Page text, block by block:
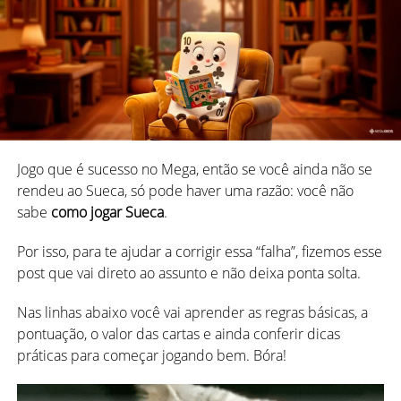
Rouba Monte e a fila eterna do
pipi-móvel
Se você já enfrentou essa fila, sabe: ela desafia a física, o
eternidade e só por um milagre sua bexiga ainda não
Jogo que é sucesso no Mega, então se você ainda não se
rendeu ao Sueca, só pode haver uma razão: você não
sabe como jogar Sueca.
Por isso, para te ajudar a corrigir essa “falha”, fizemos esse
post que vai direto ao assunto e não deixa ponta solta.
Nas linhas abaixo você vai aprender as regras básicas, a
pontuação, o valor das cartas e ainda conferir dicas
práticas para começar jogando bem. Bóra!